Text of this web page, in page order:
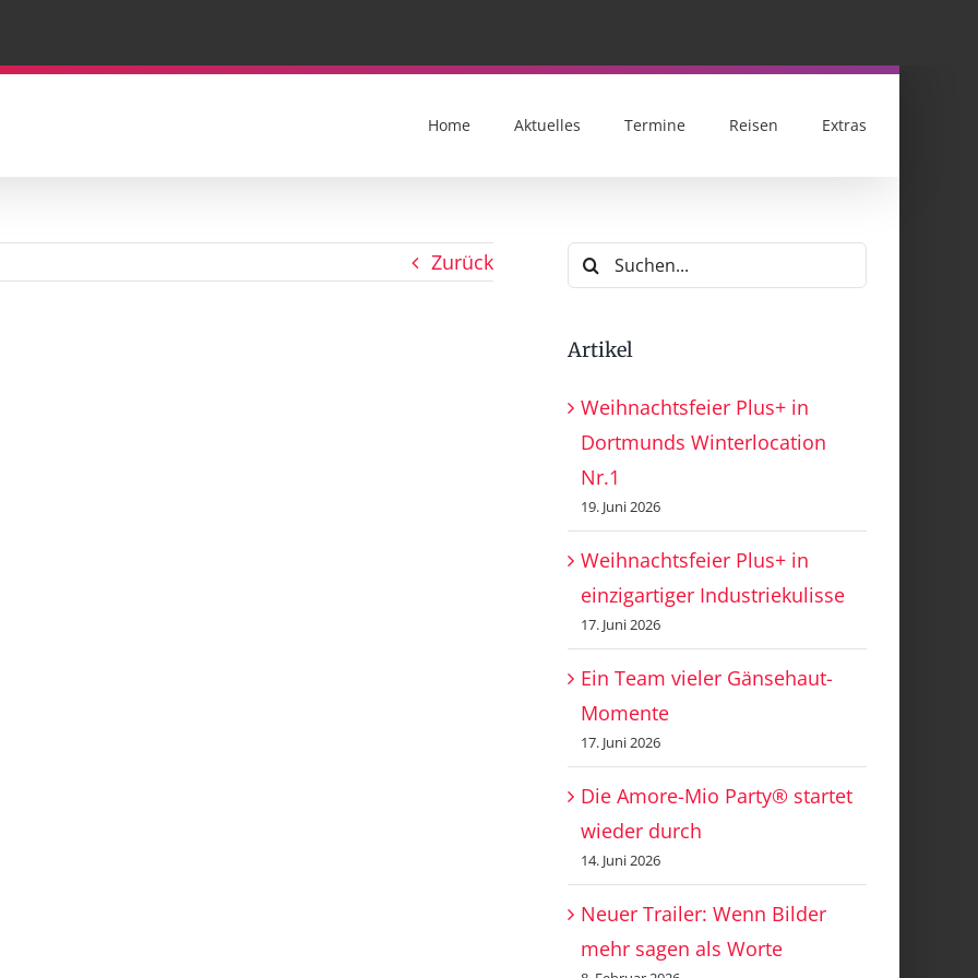
Home Aktuelles Termine Reisen Extras
Zurück
Suche
nach:
Artikel
Weihnachtsfeier Plus+ in
Dortmunds Winterlocation
Nr.1
19. Juni 2026
Weihnachtsfeier Plus+ in
einzigartiger Industriekulisse
17. Juni 2026
Ein Team vieler Gänsehaut-
Momente
17. Juni 2026
Die Amore-Mio Party® startet
wieder durch
14. Juni 2026
Neuer Trailer: Wenn Bilder
mehr sagen als Worte